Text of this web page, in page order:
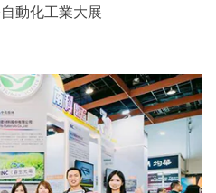
動化工業大展